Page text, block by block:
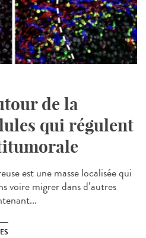
de la
qui régulent
est une masse localisée qui
voire migrer dans d’autres